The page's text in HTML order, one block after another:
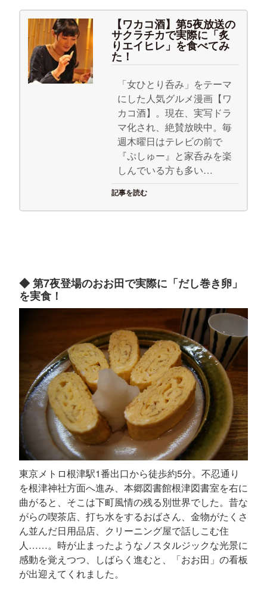
【ワカコ酒】第5夜放送の
サクラチカで実際に「炙
りエイヒレ」を食べてみ
た！
「女ひとり呑み」をテーマ
にした人気グルメ漫画【ワ
カコ酒】。現在、実写ドラ
マ化され、絶賛放映中。毎
週木曜日はテレビの前で
『ぷしゅー』と家呑みを楽
しんでいる方も多い…
記事を読む
◆ 第7夜登場のおお田で実際に「だし巻き卵」
を実食！
東京メトロ根津駅1番出口から徒歩約5分。不忍通り
を根津神社方面へ進み、本郷図書館根津図書室を右に
曲がると、そこは下町風情の残る別世界でした。昔な
がらの喫茶店、打ち水をするおばさん、金物がたくさ
ん並んだ日用品店、クリーニング屋で話しこむ住
人……。時が止まったようなノスタルジックな光景に
感動を覚えつつ、しばらく進むと、「おお田」の看板
が出迎えてくれました。